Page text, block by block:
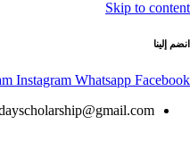
Skip to content
انضم إلينا
Instagram Whatsapp Facebook